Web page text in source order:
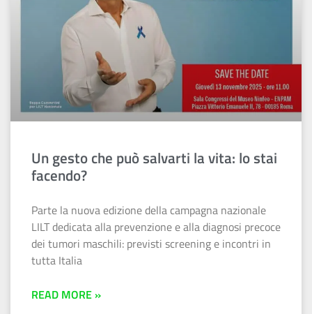
Un gesto che può salvarti la vita: lo stai
facendo?
Parte la nuova edizione della campagna nazionale
LILT dedicata alla prevenzione e alla diagnosi precoce
dei tumori maschili: previsti screening e incontri in
tutta Italia
READ MORE »